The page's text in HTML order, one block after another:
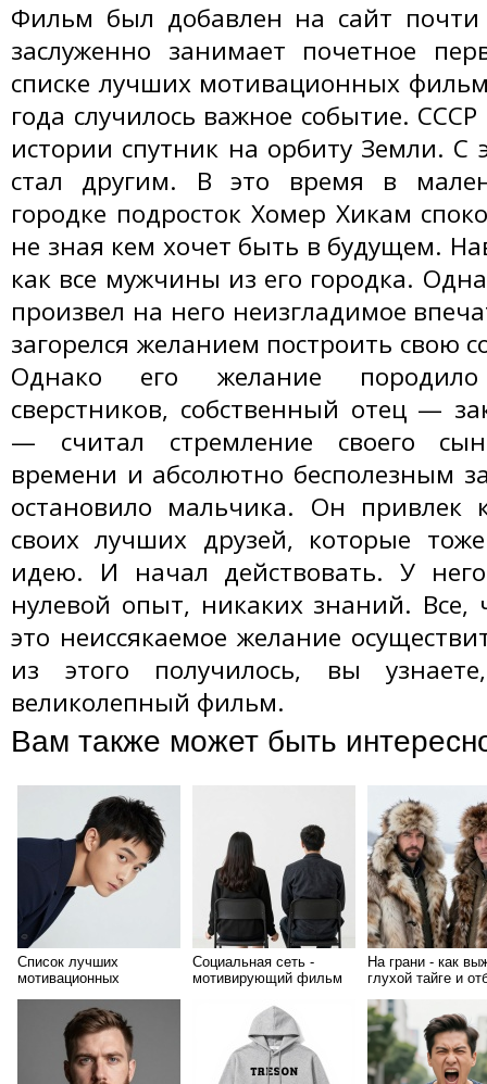
Фильм был добавлен на сайт
заслуженно занимает почетное
списке лучших мотивационных
года случилось важное событие.
истории спутник на орбиту Земли. С
стал другим. В это время в
городке подросток Хомер Хикам
не зная кем хочет быть в будущем.
как все мужчины из его городка.
произвел на него неизгладимое
загорелся желанием построить свою
Однако его желание
сверстников, собственный отец —
— считал стремление своего
времени и абсолютно бесполезным
остановило мальчика. Он привлек
своих лучших друзей, которые
идею. И начал действовать. У
нулевой опыт, никаких знаний.
это неиссякаемое желание
из этого получилось, вы
великолепный фильм.
Вам также может быть
Список лучших
мотивационных
Социальная сеть -
мотивирующий фильм
На грани - как
глухой тайге и
медведя